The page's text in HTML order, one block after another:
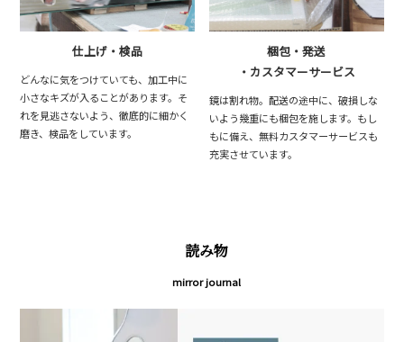
仕上げ・検品
どんなに気をつけていても、加工中に
小さなキズが入ることがあります。そ
れを見逃さないよう、徹底的に細かく
磨き、検品をしています。
梱包・発送
・カスタマーサービス
鏡は割れ物。配送の途中に、破損しな
いよう幾重にも梱包を施します。もし
もに備え、無料カスタマーサービスも
充実させています。
読み物
mirror journal